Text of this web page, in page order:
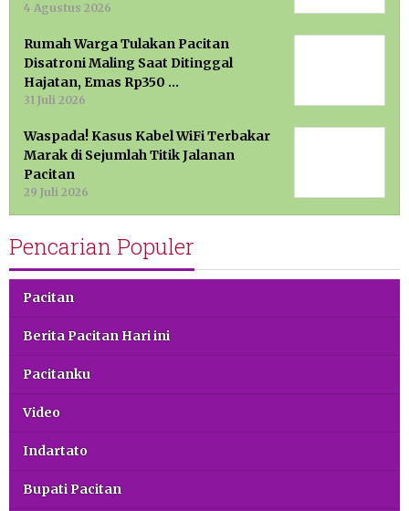
4 Agustus 2026
Rumah Warga Tulakan Pacitan
Disatroni Maling Saat Ditinggal
Hajatan, Emas Rp350 …
31 Juli 2026
Waspada! Kasus Kabel WiFi Terbakar
Marak di Sejumlah Titik Jalanan
Pacitan
29 Juli 2026
Pencarian Populer
Pacitan
Berita Pacitan Hari ini
Pacitanku
Video
Indartato
Bupati Pacitan